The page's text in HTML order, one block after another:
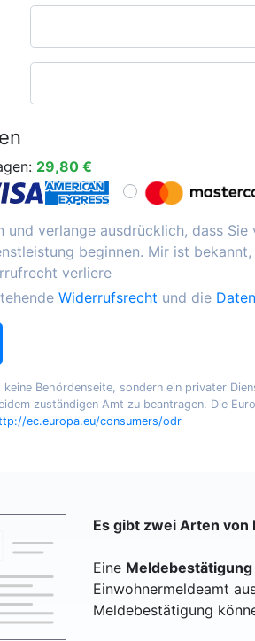
29,80 €
und verlange ausdrücklich, dass
beginnen. Mir ist
verliere
Widerrufsrecht und die
Behördenseite, sondern ein privater
zuständigen Amt zu beantragen. Die
ec.europa.eu/consumers/odr
Es gibt zwei Arten
Eine Meldebestätigung
Einwohnermeldeamt
Meldebestätigung